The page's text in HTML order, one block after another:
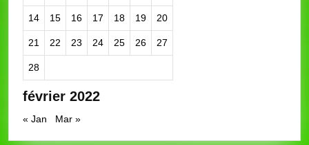
février 2022
14 15 16 17 18 19 20
21 22 23 24 25 26 27
28
« Jan Mar »